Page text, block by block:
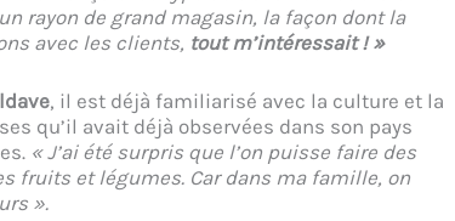
rayon de grand magasin, la façon dont la
avec les clients, tout m’intéressait ! »
, il est déjà familiarisé avec la culture et la
qu’il avait déjà observées dans son pays
« J’ai été surpris que l’on puisse faire des
fruits et légumes. Car dans ma famille, on
».